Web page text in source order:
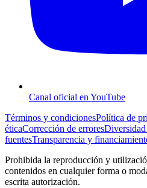
Canal oficial en YouTube
Términos y condicionesPolítica de
éticaCorrección de errores
fuentesTransparencia y
Prohibida la reproducción y
contenidos en cualquier forma o
escrita autorización.